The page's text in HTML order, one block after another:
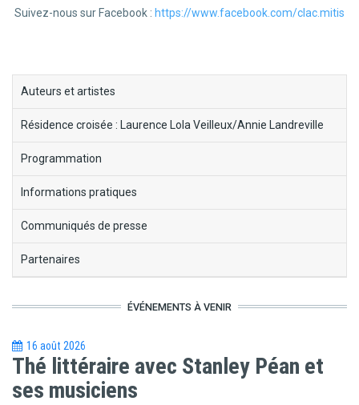
Suivez-nous sur Facebook : https://www.facebook.com/clac.mitis
block-
thes-
litteraires
Auteurs et artistes
Résidence croisée : Laurence Lola Veilleux/Annie Landreville
Programmation
Informations pratiques
Communiqués de presse
Partenaires
ÉVÉNEMENTS À VENIR
16 août 2026
Thé littéraire avec Stanley Péan et
ses musiciens